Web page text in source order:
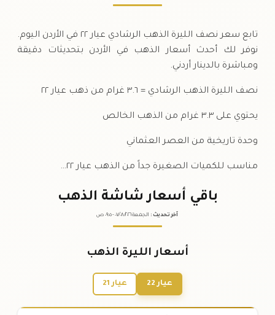
تابع سعر نصف الليرة الذهب الرشادي عيار ٢٢ في الأردن اليوم.
نوفر لك أحدث أسعار الذهب في الأردن بتحديثات دقيقة
ومباشرة بالدينار أردني.
نصف الليرة الذهب الرشادي = ٣.٦ غرام من ذهب عيار ٢٢
يحتوي على ٣.٣ غرام من الذهب الخالص
وحدة تاريخية من العصر العثماني
مناسب للكميات الصغيرة جداً من الذهب عيار ٢٢…
باقي أسعار شاشة الذهب
آخر تحديث : الجمعة ٠٧ /٠٨/٢٠٢٦ - ٠٩:٠٥ ص
أسعار الليرة الذهب
عيار 22 عيار 21